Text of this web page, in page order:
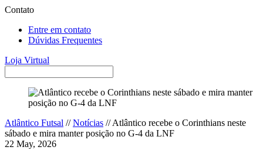
Contato
Entre em contato
Dúvidas Frequentes
Loja Virtual
Atlântico Futsal //Notícias //Atlântico recebe o Corinthians neste
sábado e mira manter posição no G-4 da LNF
22 May, 2026